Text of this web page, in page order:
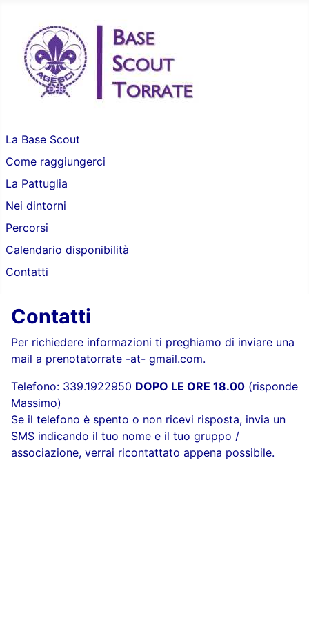
La Base Scout
Come raggiungerci
La Pattuglia
Nei dintorni
Percorsi
Calendario disponibilità
Contatti
Contatti
Per richiedere informazioni ti preghiamo di inviare una
mail a prenotatorrate -at- gmail.com.
Telefono: 339.1922950 DOPO LE ORE 18.00 (risponde
Massimo)
Se il telefono è spento o non ricevi risposta, invia un
SMS indicando il tuo nome e il tuo gruppo /
associazione, verrai ricontattato appena possibile.